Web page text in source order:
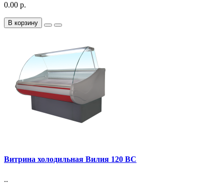
0.00 р.
В корзину
Витрина холодильная Вилия 120 ВС
..